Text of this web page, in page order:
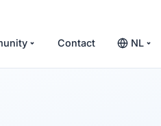
Contact NL